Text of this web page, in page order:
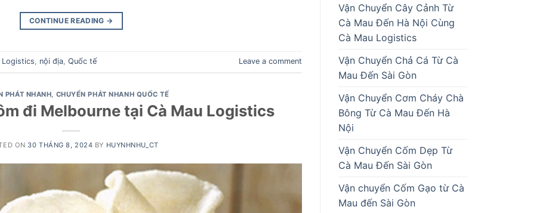
CONTINUE READING →
Logistics nội địa Quốc tế Leave a comment
PHÁT NHANH CHUYỂN PHÁT NHANH QUỐC TẾ
đi Melbourne tại Cà Mau Logistics
ON 30 THÁNG 8, 2024 BY HUYNHNHU_CT
Vận Chuyển Cây Cảnh Từ
Cà Mau Đến Hà Nội Cùng
Cà Mau Logistics
Vận Chuyển Chả Cá Từ Cà
Mau Đến Sài Gòn
Vận Chuyển Cơm Cháy Chà
Bông Từ Cà Mau Đến Hà
Nội
Vận Chuyển Cốm Dẹp Từ
Cà Mau Đến Sài Gòn
Vận chuyển Cốm Gạo từ Cà
Mau đến Sài Gòn